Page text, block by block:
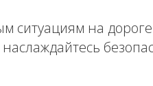
ситуациям на